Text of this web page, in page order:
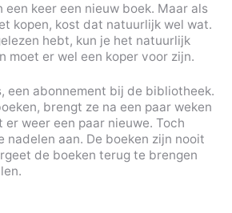
een keer een nieuw boek. Maar als
kopen, kost dat natuurlijk wel wat.
hebt, kun je het natuurlijk
moet er wel een koper voor zijn.
een abonnement bij de bibliotheek.
brengt ze na een paar weken
weer een paar nieuwe. Toch
nadelen aan. De boeken zijn nooit
de boeken terug te brengen